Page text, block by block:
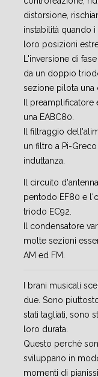
distorsione,
instabilità quando
loro posizioni
L'inversione di
da un doppio
sezione pilota una
Il
una EABC80.
Il filtraggio
un filtro a Pi-
induttanza.
Il circuito
pentodo EF80 e
triodo EC92.
Il condensatore
molte sezioni
AM ed FM.
I brani musicali
due. Sono
stati tagliati, sono
loro durata.
Questo perchè
sviluppano in
momenti di